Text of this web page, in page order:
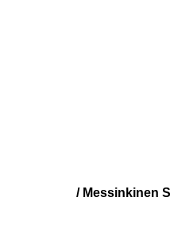
/ Messinkinen